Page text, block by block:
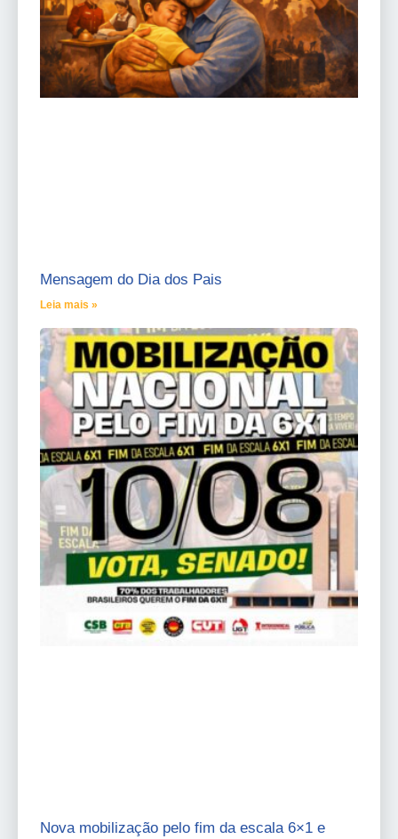
Mensagem do Dia dos Pais
Leia mais »
Nova mobilização pelo fim da escala 6×1 e